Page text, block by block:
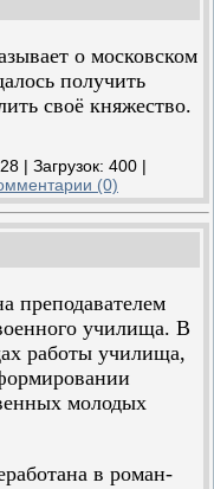
о московском
получить
своё княжество.
| Загрузок: 400 |
(0)
преподавателем
училища. В
работы училища,
молодых
в роман-